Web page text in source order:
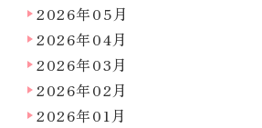
2026年05月
2026年04月
2026年03月
2026年02月
2026年01月